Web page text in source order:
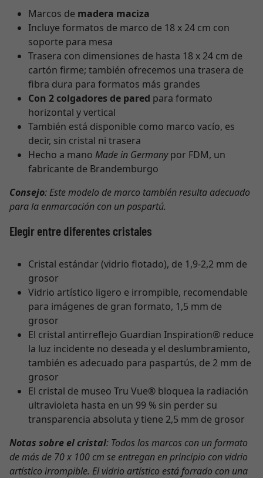
Marcos de madera maciza
Incluye formatos de marco de 18 x 24 cm con
soporte para mesa
Trasera con dimensiones de hasta 18 x 24 cm de
cartón firme; también ofrecemos una trasera de
fibra dura para formatos más grandes
Con 2 colgadores de pared para formato
horizontal y vertical
También está disponible como marco vacío, es
decir, sin cristal ni trasera
Hecho a mano Made in Germanypor FDM, un
fabricante de Brandemburgo
Consejo: Este modelo de marco también resulta adecuado
para la enmarcación con un paspartú.
Elegir entre diferentes cristales
Cristal estándar (vidrio flotado), de 1,9-2,2 mm de
grosor
Vidrio artístico ligero e irrompible, recomendable
para imágenes de gran formato, 1,5 mm de
grosor
El cristal antirreflejo Guardian Inspiration® reduce
la luz incidente no deseada y el deslumbramiento,
también es adecuado para paspartús, de 2 mm de
grosor
El cristal de museo Tru Vue® bloquea la radiación
ultravioleta hasta en un 99 % sin perder su
transparencia absoluta y tiene 2,5 mm de grosor
Notas sobre el cristal: Todos los marcos con un formato
de más de 70 x 100 cm se entregan en principio con vidrio
artístico irrompible. El vidrio artístico está forrado con una